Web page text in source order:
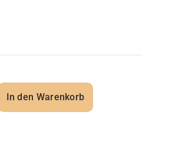
In den Warenkorb